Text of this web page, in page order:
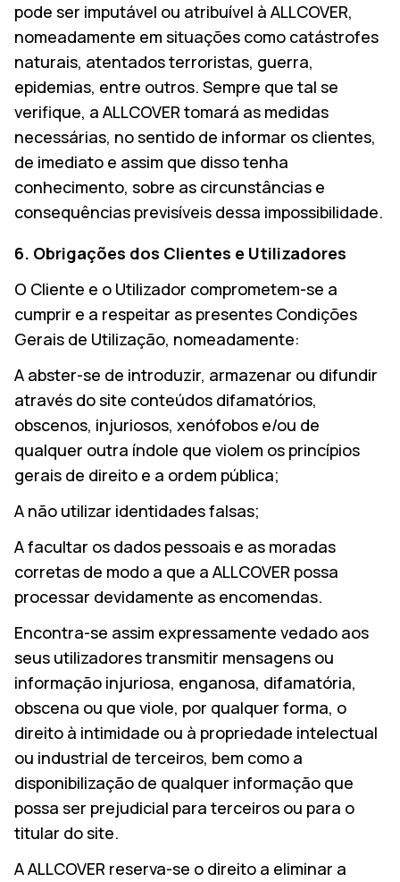
pode ser imputável ou atribuível à ALLCOVER,
nomeadamente em situações como catástrofes
naturais, atentados terroristas, guerra,
epidemias, entre outros. Sempre que tal se
verifique, a ALLCOVER tomará as medidas
necessárias, no sentido de informar os clientes,
de imediato e assim que disso tenha
conhecimento, sobre as circunstâncias e
consequências previsíveis dessa impossibilidade.
6. Obrigações dos Clientes e Utilizadores
O Cliente e o Utilizador comprometem-se a
cumprir e a respeitar as presentes Condições
Gerais de Utilização, nomeadamente:
A abster-se de introduzir, armazenar ou difundir
através do site conteúdos difamatórios,
obscenos, injuriosos, xenófobos e/ou de
qualquer outra índole que violem os princípios
gerais de direito e a ordem pública;
A não utilizar identidades falsas;
A facultar os dados pessoais e as moradas
corretas de modo a que a ALLCOVER possa
processar devidamente as encomendas.
Encontra-se assim expressamente vedado aos
seus utilizadores transmitir mensagens ou
informação injuriosa, enganosa, difamatória,
obscena ou que viole, por qualquer forma, o
direito à intimidade ou à propriedade intelectual
ou industrial de terceiros, bem como a
disponibilização de qualquer informação que
possa ser prejudicial para terceiros ou para o
titular do site.
A ALLCOVER reserva-se o direito a eliminar a